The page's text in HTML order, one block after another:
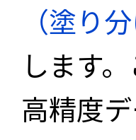
（塗り
します
高精度